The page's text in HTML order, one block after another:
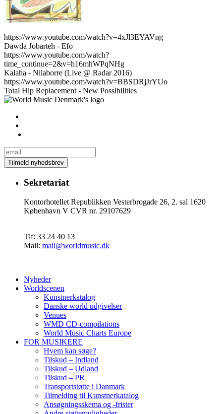
https://www.youtube.com/watch?v=4xJl3EYAVng
Dawda Jobarteh - Efo
https://www.youtube.com/watch?
time_continue=2&v=h16mhWPqNHg
Kalaha - Nilaborre (Live @ Radar 2016)
https://www.youtube.com/watch?v=BBSDRjJrYUo
Total Hip Replacement - New Possibilities
Sekretariat
Kontorhotellet Republikken Vesterbrogade 26, 2. sal 1620
København V CVR nr. 29107629
Tlf: 33 24 40 13
Mail: mail@worldmusic.dk
Nyheder
Worldscenen
Kunstnerkatalog
Danske world udgivelser
Venues
WMD CD-compilations
World Music Charts Europe
FOR MUSIKERE
Hvem kan søge?
Tilskud – Indland
Tilskud – Udland
Tilskud – PR
Transportstøtte i Danmark
Tilmelding til Kunstnerkatalog
Ansøgningsskema og -frister